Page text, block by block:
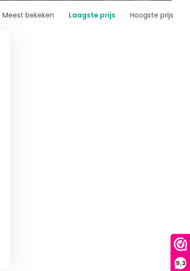
9,3
Meest bekeken Laagste prijs Hoogste prijs